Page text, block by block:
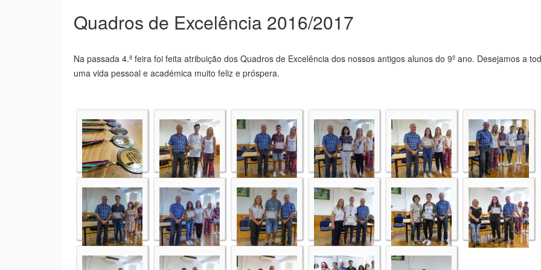
Quadros de Excelência 2016/2017
Na passada 4.ª feira foi feita atribuição dos Quadros de Excelência dos nossos antigos alunos do 9º ano. Desejamos a
uma vida pessoal e académica muito feliz e próspera.